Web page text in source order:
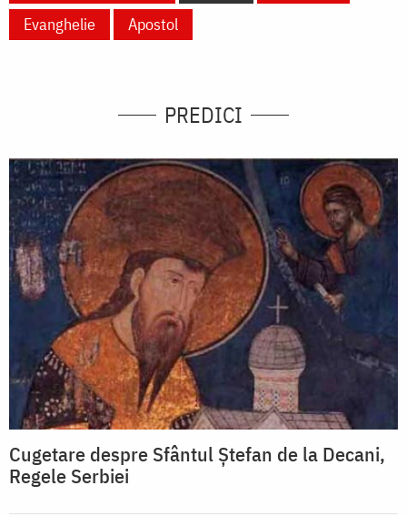
Evanghelie
Apostol
PREDICI
Cugetare despre Sfântul Ştefan de la Decani,
Regele Serbiei